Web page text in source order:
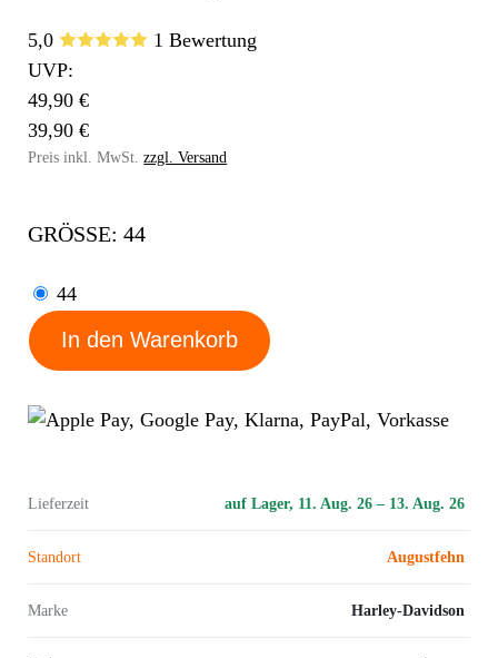
5,0
1 Bewertung
UVP:
49,90 €
39,90 €
Preis inkl. MwSt.zzgl. Versand
GRÖSSE: 44
44
In den Warenkorb
Lieferzeit auf Lager, 11. Aug. 26 – 13. Aug. 26
Standort Augustfehn
Marke Harley-Davidson